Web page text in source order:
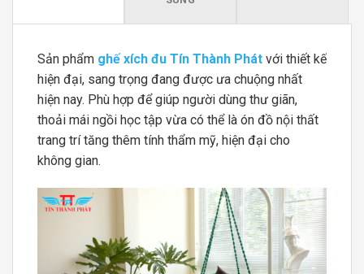
Sản phẩm ghế xích đu Tín Thành Phát với thiết kế
hiện đại, sang trọng đang được ưa chuộng nhất
hiện nay. Phù hợp để giúp người dùng thư giãn,
thoải mái ngồi học tập vừa có thể là ón đồ nội thất
trang trí tăng thêm tính thẩm mỹ, hiện đại cho
không gian.